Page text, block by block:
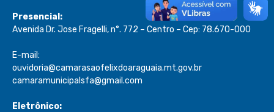
Presencial:
Avenida Dr. Jose Fragelli, n°. 772 – Centro – Cep: 78.670-000
E-mail:
ouvidoria@camarasaofelixdoaraguaia.mt.gov.br
camaramunicipalsfa@gmail.com
Eletrônico: